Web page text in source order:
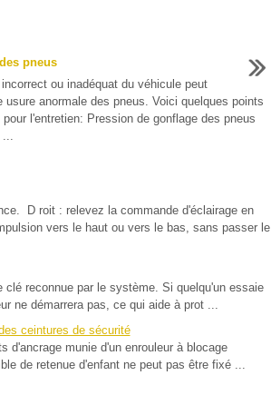
pneus
incorrect ou inadéquat du véhicule peut
usure anormale des pneus. Voici quelques points
pour l'entretien: Pression de gonflage des pneus
...
D roit : relevez la commande d'éclairage en
vers le haut ou vers le bas, sans passer le
reconnue par le système. Si quelqu'un essaie
ne démarrera pas, ce qui aide à prot ...
ceintures de sécurité
munie d'un enrouleur à blocage
de retenue d'enfant ne peut pas être fixé ...